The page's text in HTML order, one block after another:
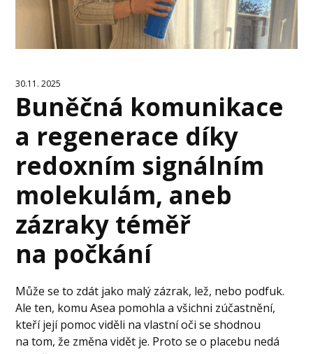
30.11. 2025
Buněčná komunikace
a regenerace díky
redoxním signálním
molekulám, aneb
zázraky téměř
na počkání
Může se to zdát jako malý zázrak, lež, nebo podfuk.
Ale ten, komu Asea pomohla a všichni zúčastnění,
kteří její pomoc viděli na vlastní oči se shodnou
na tom, že změna vidět je. Proto se o placebu nedá